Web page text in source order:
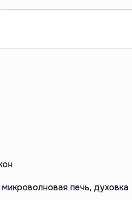
печь, духовка